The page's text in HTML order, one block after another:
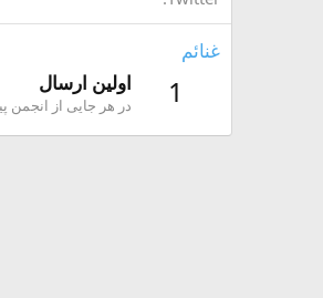
غنائم
1 اولین ارسال
در هر جایی از انجمن